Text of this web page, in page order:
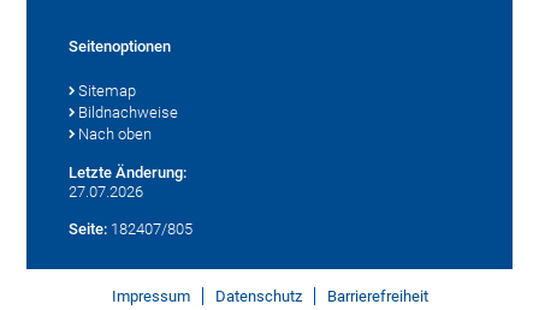
Seitenoptionen
Sitemap
Bildnachweise
Nach oben
Letzte Änderung:
27.07.2026
Seite: 182407/805
Impressum Datenschutz Barrierefreiheit